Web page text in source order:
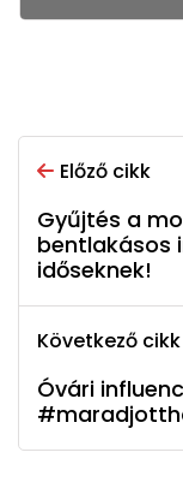
Előző cikk
Gyűjtés a
bentlakásos
időseknek!
Következő cikk
Óvári